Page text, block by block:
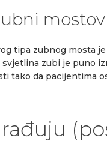
tipa zubnog mosta
zubi je puno
tako da pacijentima